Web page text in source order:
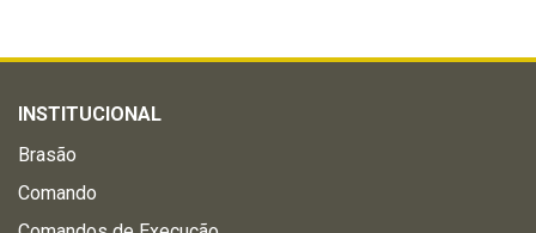
INSTITUCIONAL
Brasão
Comando